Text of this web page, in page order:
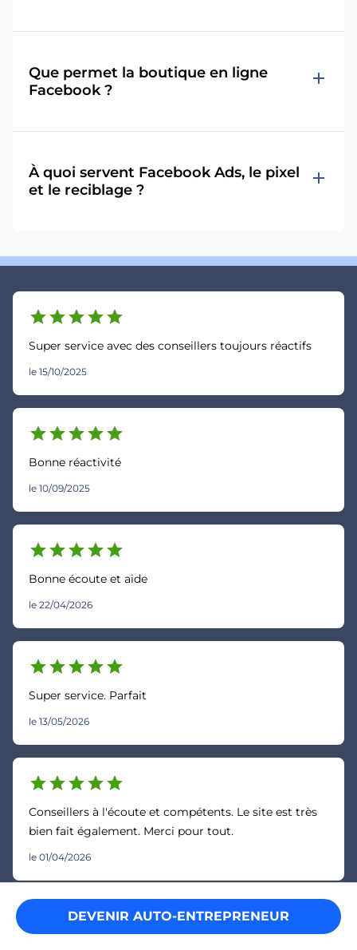
Que permet la boutique en ligne
Facebook ?
add
À quoi servent Facebook Ads, le pixel
et le reciblage ?
add
DEVENIR AUTO-ENTREPRENEUR
starstarstarstarstar
Super service avec des conseillers toujours réactifs
le 15/10/2025
starstarstarstarstar
Bonne réactivité
le 10/09/2025
starstarstarstarstar
Bonne écoute et aide
le 22/04/2026
starstarstarstarstar
Super service. Parfait
le 13/05/2026
starstarstarstarstar
Conseillers à l'écoute et compétents. Le site est très
bien fait également. Merci pour tout.
le 01/04/2026
chevron_right La ruche /